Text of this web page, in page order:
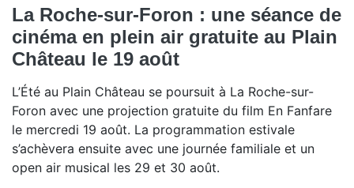
La Roche-sur-Foron : une séance de
cinéma en plein air gratuite au Plain
Château le 19 août
L’Été au Plain Château se poursuit à La Roche-sur-
Foron avec une projection gratuite du film En Fanfare
le mercredi 19 août. La programmation estivale
s’achèvera ensuite avec une journée familiale et un
open air musical les 29 et 30 août.